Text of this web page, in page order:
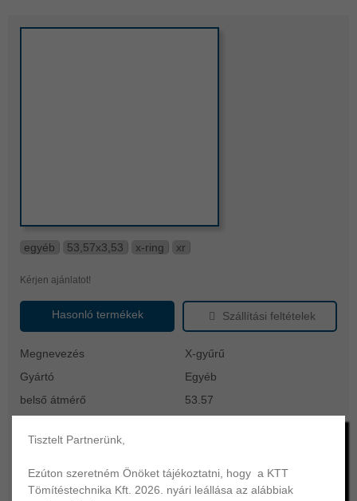
egyéb 53,57x3,53 x-ring xr
Kérjen ajánlatot!
Hasonló termékek Szállítási feltételek
Megnevezés
X-gyűrű
Gyártó
Egyéb
belső átmérő
53.57
keménység
70
Tisztelt Partnerünk,
Ezúton szeretném Önöket tájékoztatni, hogy a KTT
Tömítéstechnika Kft. 2026. nyári leállása az alábbiak